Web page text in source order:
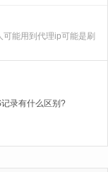
能用到代理ip可能是刷
录有什么区别?